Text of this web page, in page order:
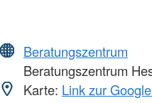
Beratungszentrum
Beratungszentrum
Karte: Link zur